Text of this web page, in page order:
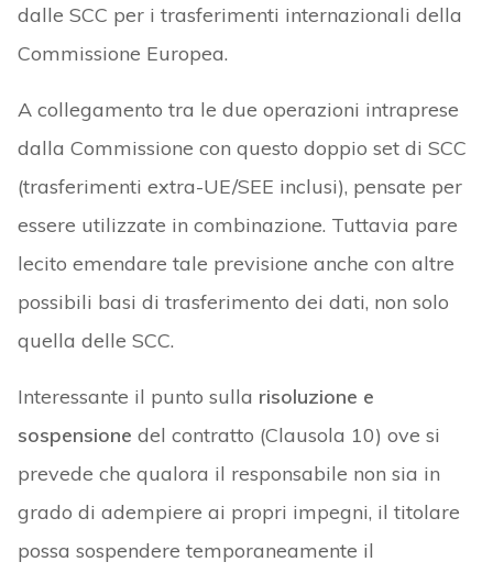
dalle SCC per i trasferimenti internazionali della
Commissione Europea.
A collegamento tra le due operazioni intraprese
dalla Commissione con questo doppio set di SCC
(trasferimenti extra-UE/SEE inclusi), pensate per
essere utilizzate in combinazione. Tuttavia pare
lecito emendare tale previsione anche con altre
possibili basi di trasferimento dei dati, non solo
quella delle SCC.
Interessante il punto sulla risoluzione e
sospensione del contratto (Clausola 10) ove si
prevede che qualora il responsabile non sia in
grado di adempiere ai propri impegni, il titolare
possa sospendere temporaneamente il